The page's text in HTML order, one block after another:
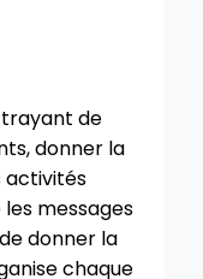
de
donner la
activités
messages
donner la
chaque